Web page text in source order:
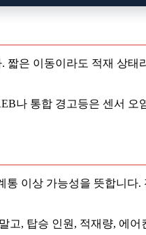
은 이동이라도 적재 상태
나 통합 경고등은 센서 오
통 이상 가능성을 뜻합니다
, 탑승 인원, 적재량, 에